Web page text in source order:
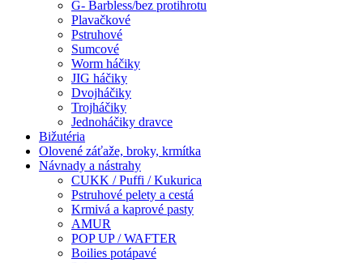
G- Barbless/bez protihrotu
Plavačkové
Pstruhové
Sumcové
Worm háčiky
JIG háčiky
Dvojháčiky
Trojháčiky
Jednoháčiky dravce
Bižutéria
Olovené záťaže, broky, krmítka
Návnady a nástrahy
CUKK / Puffi / Kukurica
Pstruhové pelety a cestá
Krmivá a kaprové pasty
AMUR
POP UP / WAFTER
Boilies potápavé